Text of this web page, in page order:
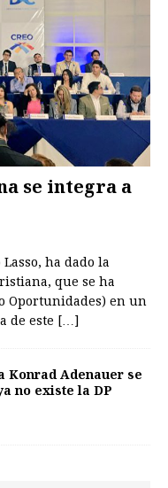
se integra a
ha dado la
que se ha
Oportunidades) en un
de este […]
Konrad Adenauer se
no existe la DP